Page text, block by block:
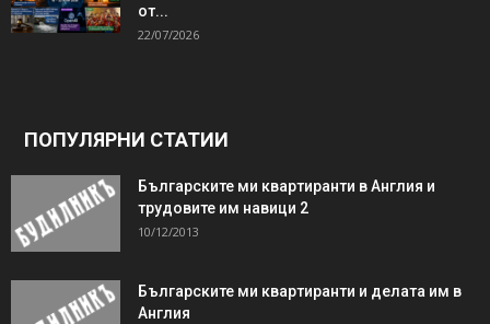
от...
22/07/2026
ПОПУЛЯРНИ СТАТИИ
Българските ми квартиранти в Англия и
трудовите им навици 2
10/12/2013
Българските ми квартиранти и делата им в
Англия